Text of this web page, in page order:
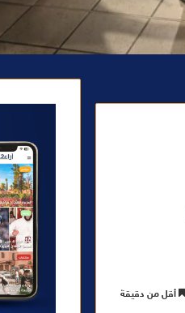
أقل من دقيقة